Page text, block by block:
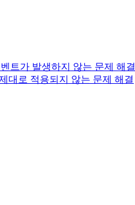
트가 발생하지 않는 문제 해결
대로 적용되지 않는 문제 해결